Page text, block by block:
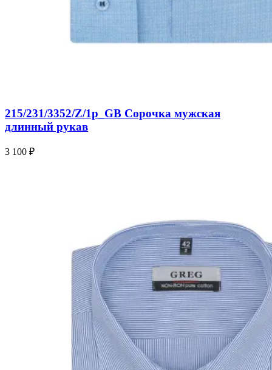
215/231/3352/Z/1p_GB Сорочка мужская
длинный рукав
3 100 ₽